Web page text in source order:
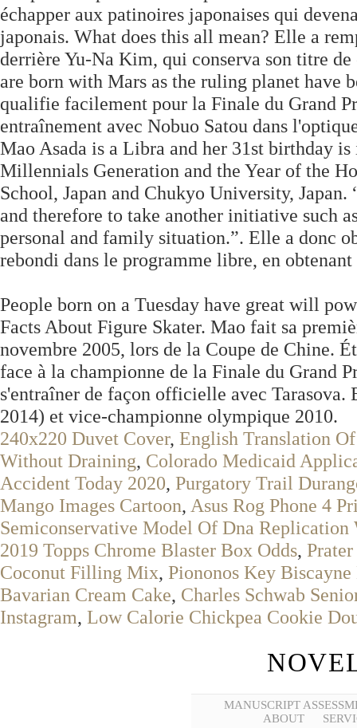
échapper aux patinoires japonaises qui
japonais. What does this all mean? Elle a
derrière Yu-Na Kim, qui conserva son titre
are born with Mars as the ruling planet have
qualifie facilement pour la Finale du Grand
entraînement avec Nobuo Satou dans
Mao Asada is a Libra and her 31st birthday
Millennials Generation and the Year of the
School, Japan and Chukyo University,
and therefore to take another initiative such
personal and family situation.”. Elle a donc
rebondi dans le programme libre, en
People born on a Tuesday have great will
Facts About Figure Skater. Mao fait sa
novembre 2005, lors de la Coupe de Chine.
face à la championne de la Finale du Grand
s'entraîner de façon officielle avec
2014) et vice-championne olympique 2010.
240x220 Duvet Cover, English Translation
Without Draining, Colorado Medicaid
Accident Today 2020, Purgatory Trail
Mango Images Cartoon, Asus Rog Phone 4
Semiconservative Model Of Dna Replication
2019 Topps Chrome Blaster Box Odds,
Coconut Filling Mix, Piononos Key Biscayne
Bavarian Cream Cake, Charles Schwab
Instagram, Low Calorie Chickpea Cookie
MANUSCRIPT
ABOUT